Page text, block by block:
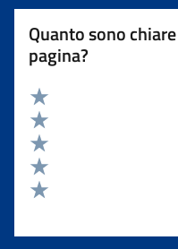
Quanto sono
pagina?
Valuta 5 stelle su 5
Valuta 4 stelle su 5
Valuta 3 stelle su 5
Valuta 2 stelle su 5